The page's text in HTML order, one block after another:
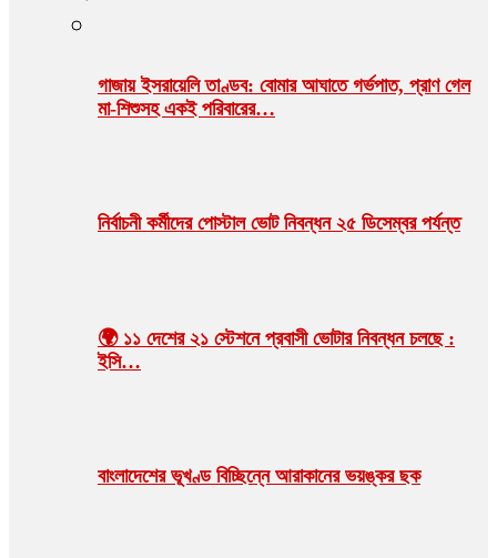
গাজায় ইসরায়েলি তাণ্ডব: বোমার আঘাতে গর্ভপাত, প্রাণ গেল
মা-শিশুসহ একই পরিবারের…
নির্বাচনী কর্মীদের পোস্টাল ভোট নিবন্ধন ২৫ ডিসেম্বর পর্যন্ত
🌍 ১১ দেশের ২১ স্টেশনে প্রবাসী ভোটার নিবন্ধন চলছে :
ইসি…
বাংলাদেশের ভূখণ্ড বিচ্ছিন্নে আরাকানের ভয়ঙ্কর ছক